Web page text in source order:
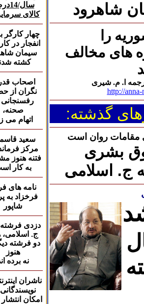
سال/
کالای
چهار کارگر
انفجار در
سیمان
کشته
اصحاب
نگران از
رفسنجانی
صحنه،
اتهام می
سعید
مرکز
فتنه هنوز
به کار
نامه های
فرخزاد به
شاپور
دزدی
ج. اسلامی،
دو فرشته
هنوز
نه برده
ناشران
امکان
شاهرود
را
های مخالف
ا. م. شیری
http://
گذشته:
مقامات روان است
بشری
ج. اسلامی